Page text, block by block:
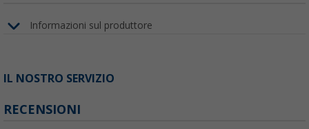
Informazioni sul produttore
IL NOSTRO SERVIZIO
RECENSIONI